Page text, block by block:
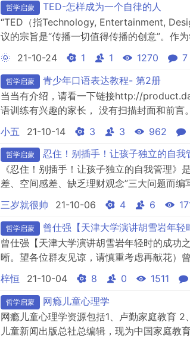
子相伴成长讲座四 你是否从孩子...
哲学启蒙
TED-怎样成为一个自律的人
“TED（指Technology, Entertainment,
议的宗旨是“传播一切值得传播的创意”。作
学生或已经毕业但想要继续学习英语的朋友
开始。这里选择的这个TED演讲，可以作为
🌞 21-10-24 1 1 1270 7
哲学启蒙
青少年口语表达教程- 第2册
当当有介绍，请看一下链接http://
语训练有兴趣的家长， 没有扫描封面和前言。
小五
21-10-14 3 3 962
哲学启蒙
忍住！别插手！让孩子独立的自
《忍住！别插手！让孩子独立的自我管理》
差、空间感差、缺乏理财观念”三大问题而
左右，提出了一些比较中肯，实际、可行的
对此，我写了三篇读书笔记，如果有兴趣可
（1）-合理安排时间忍住！别插手！让孩子
三岁就很帅 21-10-06 4 6
哲学启蒙
曾仕强【天津大学演讲胡雪岩年
曾仕强【天津大学演讲胡雪岩年轻时的成功
晰。望各位群友见谅，请慎重考虑再献花）
逢其时，占尽天时地利，剩下的就是人和。
性格、国人特点和管理思想，这也是当今世
人”，其成功之道可归结为三句话，一是“求人
梓恒 21-10-04 8 0 1511
哲学启蒙
网瘾儿童心理学
网瘾儿童心理学资源包括1、卢勤家庭教育
儿童新闻出版总社总编辑，现为中国家庭教